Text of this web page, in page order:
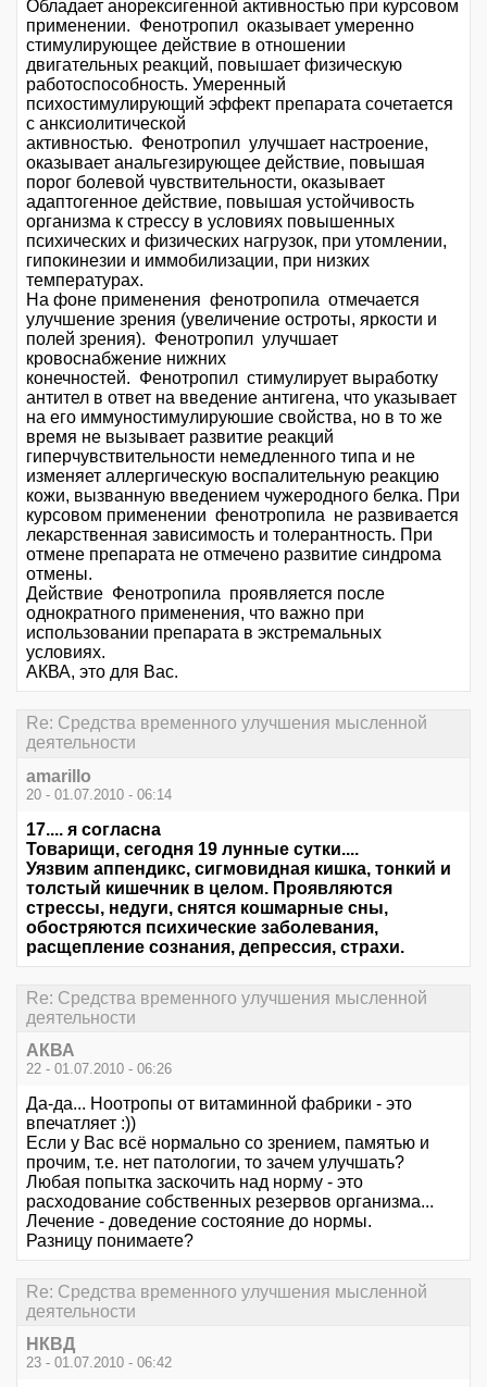
Обладает анорексигенной активностью при курсовом
применении. Фенотропил оказывает умеренно
стимулирующее действие в отношении
двигательных реакций, повышает физическую
работоспособность. Умеренный
психостимулирующий эффект препарата сочетается
с анксиолитической
активностью. Фенотропил улучшает настроение,
оказывает анальгезирующее действие, повышая
порог болевой чувствительности, оказывает
адаптогенное действие, повышая устойчивость
организма к стрессу в условиях повышенных
психических и физических нагрузок, при утомлении,
гипокинезии и иммобилизации, при низких
температурах.
На фоне применения фенотропила отмечается
улучшение зрения (увеличение остроты, яркости и
полей зрения). Фенотропил улучшает
кровоснабжение нижних
конечностей. Фенотропил стимулирует выработку
антител в ответ на введение антигена, что указывает
на его иммуностимулируюшие свойства, но в то же
время не вызывает развитие реакций
гиперчувствительности немедленного типа и не
изменяет аллергическую воспалительную реакцию
кожи, вызванную введением чужеродного белка. При
курсовом применении фенотропила не развивается
лекарственная зависимость и толерантность. При
отмене препарата не отмечено развитие синдрома
отмены.
Действие Фенотропила проявляется после
однократного применения, что важно при
использовании препарата в экстремальных
условиях.
АКВА, это для Вас.
Re: Средства временного улучшения мысленной
деятельности
amarillo
20 - 01.07.2010 - 06:14
17.... я согласна
Товарищи, сегодня 19 лунные сутки....
Уязвим аппендикс, сигмовидная кишка, тонкий и
толстый кишечник в целом. Проявляются
стрессы, недуги, снятся кошмарные сны,
обостряются психические заболевания,
расщепление сознания, депрессия, страхи.
Re: Средства временного улучшения мысленной
деятельности
АКВА
22 - 01.07.2010 - 06:26
Да-да... Ноотропы от витаминной фабрики - это
впечатляет :))
Если у Вас всё нормально со зрением, памятью и
прочим, т.е. нет патологии, то зачем улучшать?
Любая попытка заскочить над норму - это
расходование собственных резервов организма...
Лечение - доведение состояние до нормы.
Разницу понимаете?
Re: Средства временного улучшения мысленной
деятельности
НКВД
23 - 01.07.2010 - 06:42